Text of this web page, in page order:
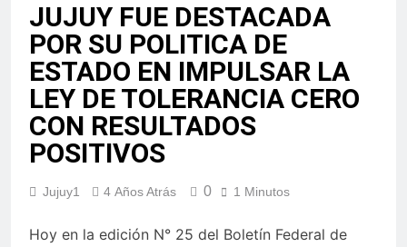
JUJUY FUE DESTACADA
POR SU POLITICA DE
ESTADO EN IMPULSAR LA
LEY DE TOLERANCIA CERO
CON RESULTADOS
POSITIVOS
Jujuy1 4 Años Atrás 0 1 Minutos
Hoy en la edición N° 25 del Boletín Federal de